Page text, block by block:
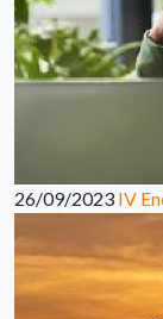
26/09/2023 IV